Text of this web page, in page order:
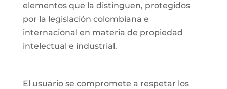
elementos que la distinguen, protegidos
por la legislación colombiana e
internacional en materia de propiedad
intelectual e industrial.
El usuario se compromete a respetar los